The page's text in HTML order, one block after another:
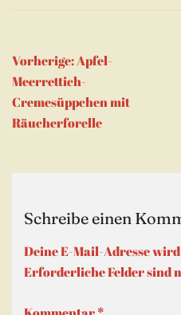
Beitragsnavigation
Vorherige:Apfel-
Meerrettich-
Cremesüppchen mit
Räucherforelle
Schreibe einen
Deine E-Mail-Adresse
Erforderliche Felder sind